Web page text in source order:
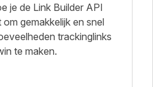
je de Link Builder API
om gemakkelijk en snel
trackinglinks
te maken.